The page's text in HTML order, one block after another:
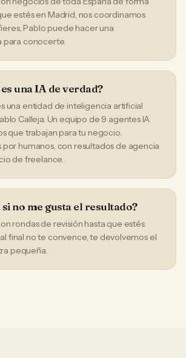
estés en Madrid, nos coordinamos
Pablo puede hacer una
para conocerte.
una IA de verdad?
una entidad de inteligencia artificial
Calleja. Un equipo de 9 agentes IA
que trabajan para tu negocio.
por humanos, con resultados de agencia
de freelance.
si no me gusta el resultado?
rondas de revisión hasta que estés
final no te convence, te devolvemos el
pequeña.